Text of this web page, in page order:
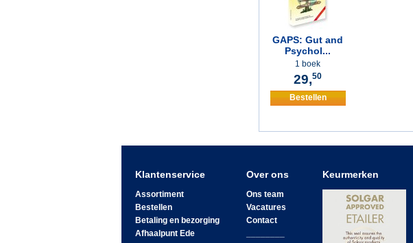
GAPS: Gut and
Psychol...
1 boek
29,50
Bestellen
Klantenservice
Assortiment
Bestellen
Betaling en bezorging
Afhaalpunt Ede
Over ons
Ons team
Vacatures
Contact
Keurmerken